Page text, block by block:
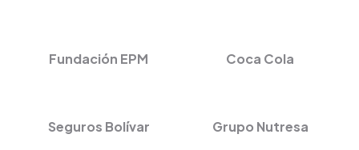
Fundación EPM Coca Cola
Seguros Bolívar Grupo Nutresa